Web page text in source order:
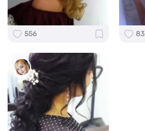
556 83